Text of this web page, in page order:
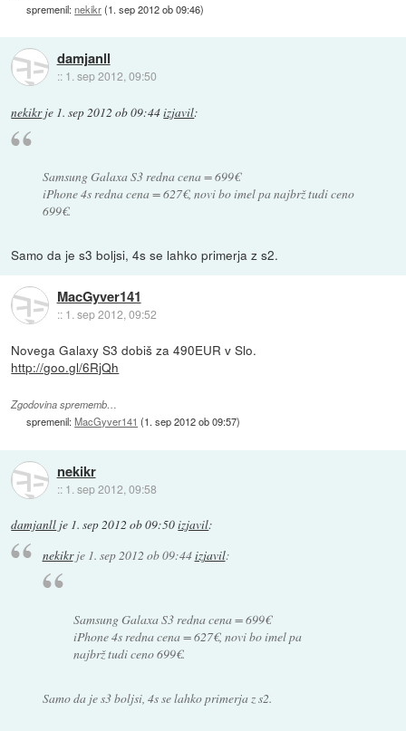
spremenil:nekikr(1. sep 2012 ob 09:46)
damjanll
:: 1. sep 2012, 09:50
nekikrje 1. sep 2012 ob 09:44izjavil:
Samsung Galaxa S3 redna cena = 699€
iPhone 4s redna cena = 627€, novi bo imel pa najbrž tudi ceno
699€.
Samo da je s3 boljsi, 4s se lahko primerja z s2.
MacGyver141
:: 1. sep 2012, 09:52
Novega Galaxy S3 dobiš za 490EUR v Slo.
http://goo.gl/6RjQh
Zgodovina sprememb…
spremenil:MacGyver141 (1. sep 2012 ob 09:57)
nekikr
:: 1. sep 2012, 09:58
damjanll je 1. sep 2012 ob 09:50izjavil:
nekikrje 1. sep 2012 ob 09:44izjavil:
Samsung Galaxa S3 redna cena = 699€
iPhone 4s redna cena = 627€, novi bo imel pa
najbrž tudi ceno 699€.
Samo da je s3 boljsi, 4s se lahko primerja z s2.